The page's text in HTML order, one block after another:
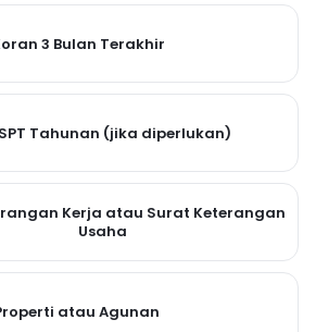
3 Bulan Terakhir
SPT Tahunan (jika diperlukan)
Kerja atau Surat Keterangan
Usaha
atau Agunan